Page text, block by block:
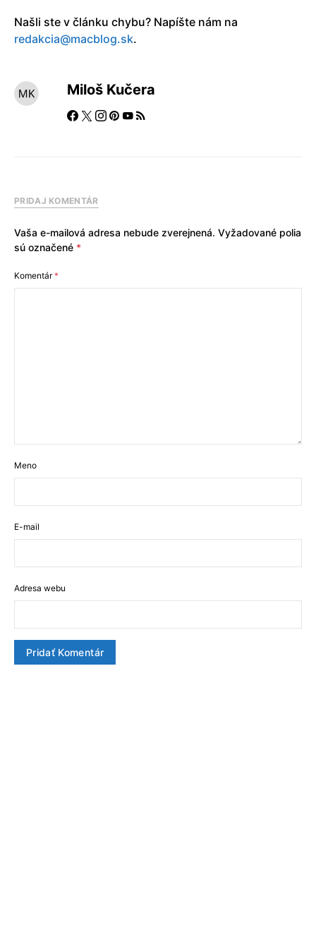
Našli ste v článku chybu? Napíšte nám na
redakcia@macblog.sk.
Miloš Kučera
PRIDAJ KOMENTÁR
Vaša e-mailová adresa nebude zverejnená. Vyžadované polia
sú označené *
Komentár*
Meno
E-mail
Adresa webu